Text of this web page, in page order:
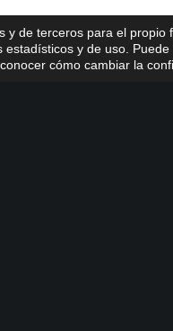
y de terceros para el propio
y de uso.
conocer cómo cambiar la